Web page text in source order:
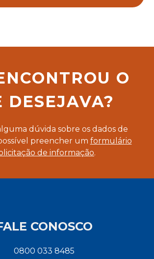
O
DESEJAVA?
dúvida sobre os dados de
preencher um formulário
de informação.
CONOSCO
0800 033 8485